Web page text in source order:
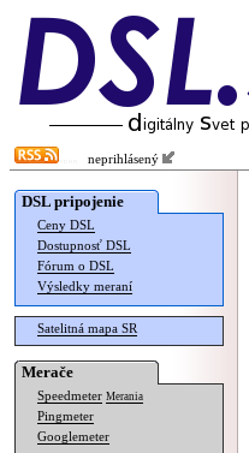
neprihlásený
DSL pripojenie
Ceny DSL
Dostupnosť DSL
Fórum o DSL
Výsledky meraní
Satelitná mapa SR
Merače
Speedmeter Merania
Pingmeter
Googlemeter